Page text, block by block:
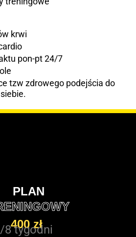
krwi
pon-pt 24/7
tzw zdrowego podejścia do
PLAN
400 zł
/8 tygodni